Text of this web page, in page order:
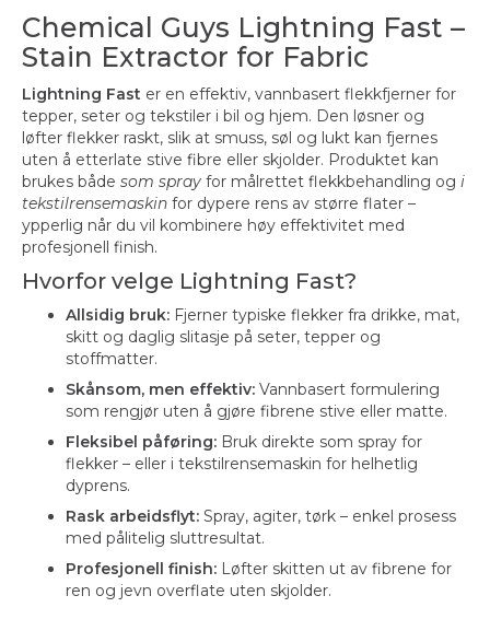
Chemical Guys Lightning Fast –
Stain Extractor for Fabric
Lightning Fast er en effektiv, vannbasert flekkfjerner for
tepper, seter og tekstiler i bil og hjem. Den løsner og
løfter flekker raskt, slik at smuss, søl og lukt kan fjernes
uten å etterlate stive fibre eller skjolder. Produktet kan
brukes både som spray for målrettet flekkbehandling og i
tekstilrensemaskin for dypere rens av større flater –
ypperlig når du vil kombinere høy effektivitet med
profesjonell finish.
Hvorfor velge Lightning Fast?
Allsidig bruk: Fjerner typiske flekker fra drikke, mat,
skitt og daglig slitasje på seter, tepper og
stoffmatter.
Skånsom, men effektiv: Vannbasert formulering
som rengjør uten å gjøre fibrene stive eller matte.
Fleksibel påføring: Bruk direkte som spray for
flekker – eller i tekstilrensemaskin for helhetlig
dyprens.
Rask arbeidsflyt: Spray, agiter, tørk – enkel prosess
med pålitelig sluttresultat.
Profesjonell finish: Løfter skitten ut av fibrene for
ren og jevn overflate uten skjolder.